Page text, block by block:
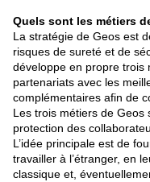
Quels sont les métiers
La stratégie de Geos est
risques de sureté et de
développe en propre trois
partenariats avec les
complémentaires afin de
Les trois métiers de
protection des
L’idée principale est de
travailler à l’étranger, en
classique et,